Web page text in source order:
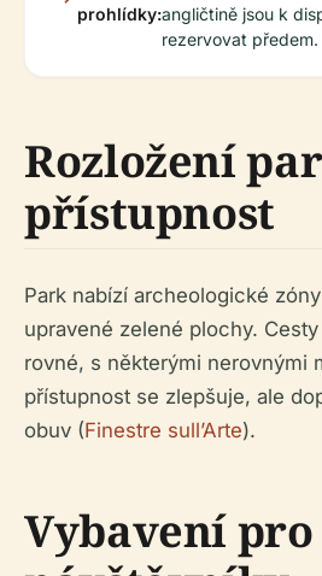
prohlídky:angličtině jsou k
rezervovat předem.
Rozložení
přístupnost
Park nabízí archeologické
upravené zelené plochy.
rovné, s některými nerovnými
přístupnost se zlepšuje, ale
obuv (Finestre sull’Arte).
Vybavení pro